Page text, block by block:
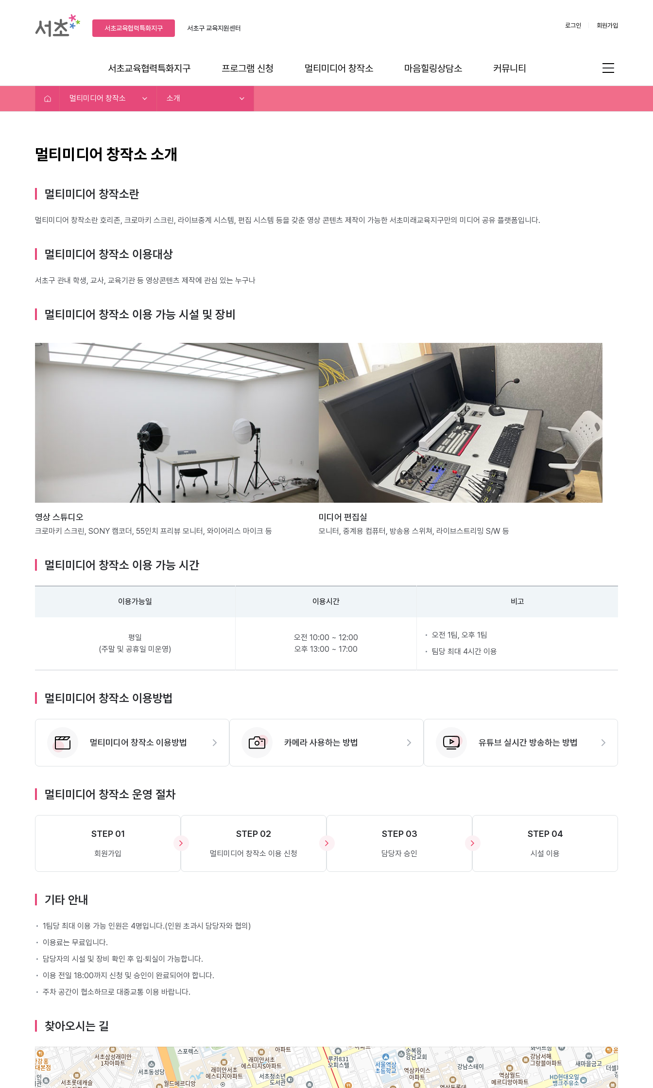
서초교육협력특화지구 서초구교육지원센터 로그인 회원가입
서초교육협력특화지구 프로그램 신청 멀티미디어 창작소 마음힐링상담소 커뮤니티
멀티미디어 창작소 소개
멀티미디어 창작소 소개
멀티미디어 창작소란
멀티미디어 창작소란 호리존, 크로마키 스크린, 라이브중계 시스템, 편집 시스템 등을 갖춘 영상 콘텐츠 제작이 가능한 서초미래교육지구만의 미디어 공유 플랫폼입니다.
멀티미디어 창작소 이용대상
서초구 관내 학생, 교사, 교육기관 등 영상콘텐츠 제작에 관심 있는 누구나
멀티미디어 창작소 이용 가능 시설 및 장비
영상 스튜디오
크로마키 스크린, SONY 캠코더, 55인치 프리뷰 모니터, 와이어리스 마이크 등
미디어 편집실
모니터, 중계용 컴퓨터, 방송용 스위쳐, 라이브스트리밍 S/W 등
멀티미디어 창작소 이용 가능 시간
이용가능일 이용시간 비고
평일
(주말 및 공휴일 미운영)
오전 10:00 ~ 12:00
오후 13:00 ~ 17:00
오전 1팀, 오후 1팀
팀당 최대 4시간 이용
멀티미디어 창작소 이용방법
멀티미디어 창작소 이용방법 카메라 사용하는 방법 유튜브 실시간 방송하는 방법
멀티미디어 창작소 운영 절차
STEP 01
회원가입
STEP 02
멀티미디어 창작소 이용 신청
STEP 03
담당자 승인
STEP 04
시설 이용
기타 안내
1팀당 최대 이용 가능 인원은 4명입니다.(인원 초과시 담당자와 협의)
이용료는 무료입니다.
담당자의 시설 및 장비 확인 후 입∙퇴실이 가능합니다.
이용 전일 18:00까지 신청 및 승인이 완료되어야 합니다.
주차 공간이 협소하므로 대중교통 이용 바랍니다.
찾아오시는 길